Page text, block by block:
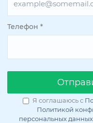
Телефон *
Я соглашаюсь с
Политикой
персональных данных